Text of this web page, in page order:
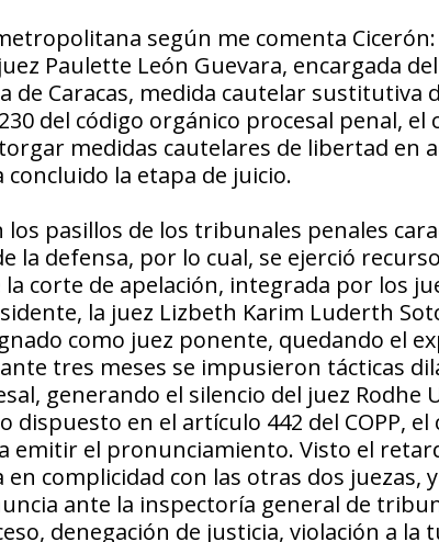
según me comenta Cicerón:
Paulette León Guevara, encargada
Caracas, medida cautelar sustitutiva
del código orgánico procesal penal, el
medidas cautelares de libertad en
la etapa de juicio.
pasillos de los tribunales penales
la defensa, por lo cual, se ejerció
corte de apelación, integrada por los
la juez Lizbeth Karim Luderth
como juez ponente, quedando el
tres meses se impusieron tácticas
generando el silencio del juez Rodhe
en el artículo 442 del COPP, el
emitir el pronunciamiento. Visto el
complicidad con las otras dos juezas,
ante la inspectoría general de
denegación de justicia, violación a la